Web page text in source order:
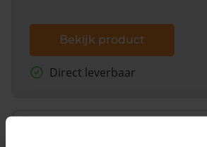
Bekijk product
Direct leverbaar
Koopsommenoverzicht (1